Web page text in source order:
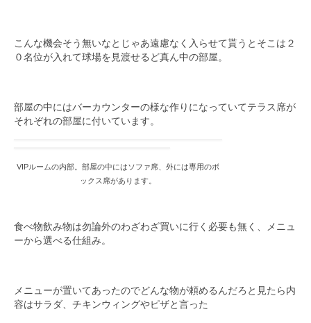
こんな機会そう無いなとじゃあ遠慮なく入らせて貰うとそこは２
０名位が入れて球場を見渡せるど真ん中の部屋。
部屋の中にはバーカウンターの様な作りになっていてテラス席が
それぞれの部屋に付いています。
VIPルームの内部。部屋の中にはソファ席、外には専用のボ
ックス席があります。
食べ物飲み物は勿論外のわざわざ買いに行く必要も無く、メニュ
ーから選べる仕組み。
メニューが置いてあったのでどんな物が頼めるんだろと見たら内
容はサラダ、チキンウィングやピザと言った